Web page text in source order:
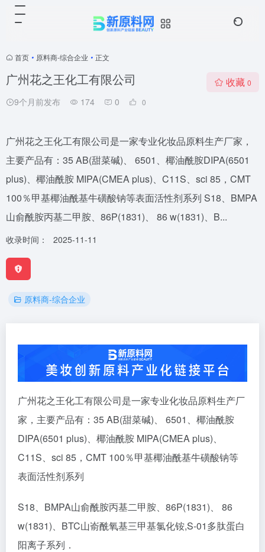
首页 • 原料商-综合企业 • 正文
广州花之王化工有限公司
9个月前发布 174 0 0
收藏 0
广州花之王化工有限公司是一家专业化妆品原料生产厂家，
主要产品有：35 AB(甜菜碱)、 6501、椰油酰胺DIPA(6501
plus)、椰油酰胺 MIPA(CMEA plus)、C11S、sci 85，CMT
100％甲基椰油酰基牛磺酸钠等表面活性剂系列 S18、BMPA
山俞酰胺丙基二甲胺、86P(1831)、 86 w(1831)、B...
收录时间： 2025-11-11
原料商-综合企业
广州花之王化工有限公司是一家专业化妆品原料生产厂
家，主要产品有：35 AB(甜菜碱)、 6501、椰油酰胺
DIPA(6501 plus)、椰油酰胺 MIPA(CMEA plus)、
C11S、sci 85，CMT 100％甲基椰油酰基牛磺酸钠等
表面活性剂系列
S18、BMPA山俞酰胺丙基二甲胺、86P(1831)、 86
w(1831)、BTC山嵛酰氧基三甲基氯化铵,S-01多肽蛋白
阳离子系列．